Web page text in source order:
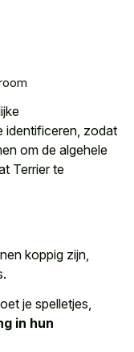
identificeren, zodat
om de algehele
Terrier te
koppig zijn,
je spelletjes,
in hun